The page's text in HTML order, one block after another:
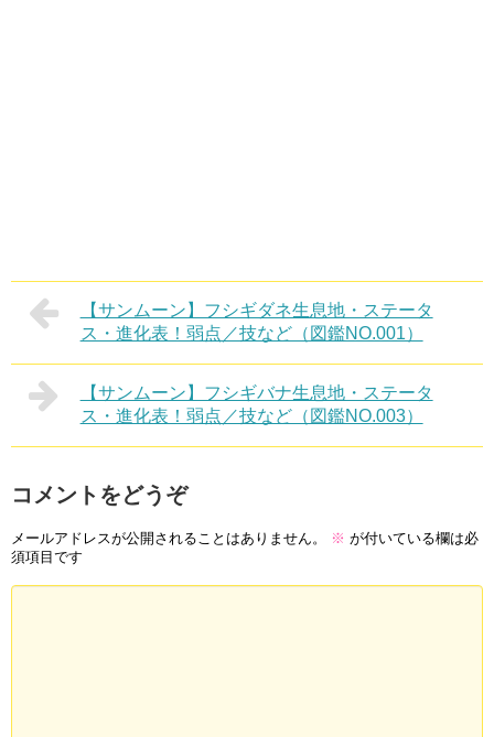
【サンムーン】フシギダネ生息地・ステータ
ス・進化表！弱点／技など（図鑑NO.001）
【サンムーン】フシギバナ生息地・ステータ
ス・進化表！弱点／技など（図鑑NO.003）
コメントをどうぞ
メールアドレスが公開されることはありません。 ※ が付いている欄は必
須項目です